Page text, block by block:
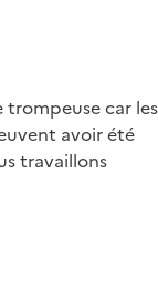
car les
avoir été
travaillons